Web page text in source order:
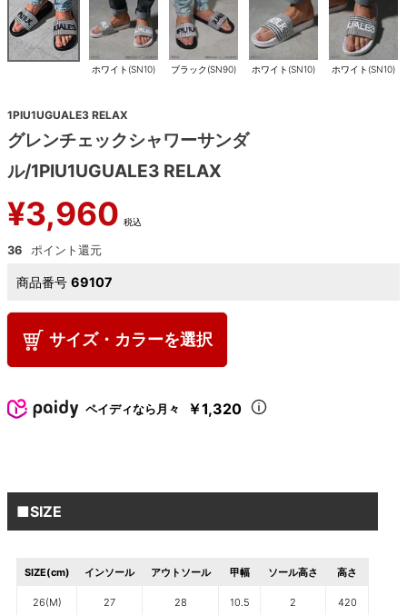
ホワイト(SN10) ブラック(SN90) ホワイト(SN10) ホワイト(SN10)
1PIU1UGUALE3 RELAX
グレンチェックシャワーサンダ
ル/1PIU1UGUALE3 RELAX
¥3,960 税込
36
商品番号 69107
サイズ・カラーを選択
ペイディなら月々 ￥1,320
■SIZE
SIZE(cm) インソール アウトソール 甲幅 ソール高さ 高さ
26(M) 27 28 10.5 2 420